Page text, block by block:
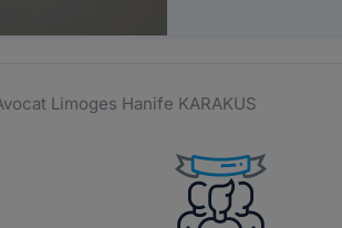
Limoges Hanife KARAKUS